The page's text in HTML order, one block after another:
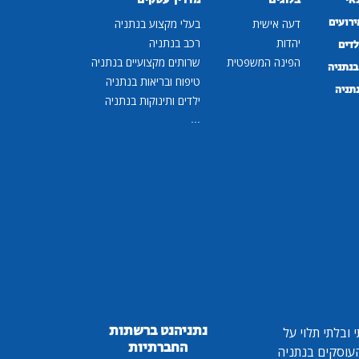
דעה אישית
יהדות
הפינה המשפטית
בעלי מקצוע בנתניה
רכב בנתניה
שרותים מקצועיים בנתניה
טיפוח ובריאות בנתניה
ילדים ותינוקות בנתניה
...
תלוי על
בנתניה
נתניהנט ברשתות
החברתיות